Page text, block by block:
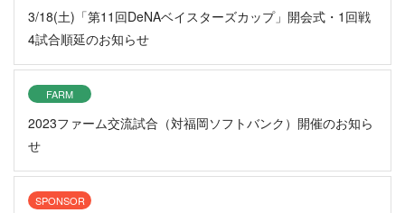
3/18(土)「第11回DeNAベイスターズカップ」開会式・1回戦
4試合順延のお知らせ
FARM
2023ファーム交流試合（対福岡ソフトバンク）開催のお知ら
せ
SPONSOR